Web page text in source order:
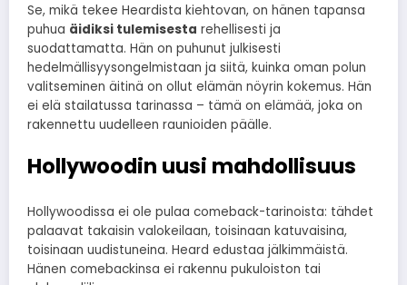
Se, mikä tekee Heardista kiehtovan, on hänen tapansa
puhua äidiksi tulemisesta rehellisesti ja
suodattamatta. Hän on puhunut julkisesti
hedelmällisyysongelmistaan ja siitä, kuinka oman polun
valitseminen äitinä on ollut elämän nöyrin kokemus. Hän
ei elä stailatussa tarinassa – tämä on elämää, joka on
rakennettu uudelleen raunioiden päälle.
Hollywoodin uusi mahdollisuus
Hollywoodissa ei ole pulaa comeback-tarinoista: tähdet
palaavat takaisin valokeilaan, toisinaan katuvaisina,
toisinaan uudistuneina. Heard edustaa jälkimmäistä.
Hänen comebackinsa ei rakennu pukuloiston tai